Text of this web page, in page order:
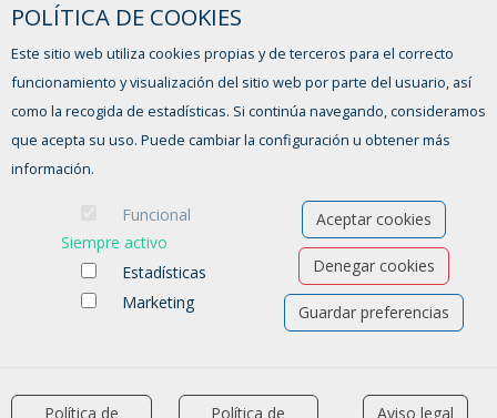
CONTACTA
POLÍTICA DE COOKIES
Este sitio web utiliza cookies propias y de terceros para el correcto
funcionamiento y visualización del sitio web por parte del usuario, así
como la recogida de estadísticas. Si continúa navegando, consideramos
que acepta su uso. Puede cambiar la configuración u obtener más
información.
Funcional
Siempre activo
Estadísticas
Marketing
Aceptar cookies
Denegar cookies
Guardar preferencias
Política de Política de Aviso legal